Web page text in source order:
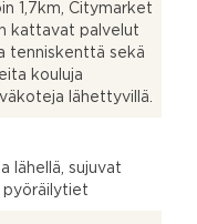
1,7km, Citymarket
kattavat palvelut
tenniskenttä sekä
kouluja
lähettyvillä.
lähellä, sujuvat
pyöräilytiet